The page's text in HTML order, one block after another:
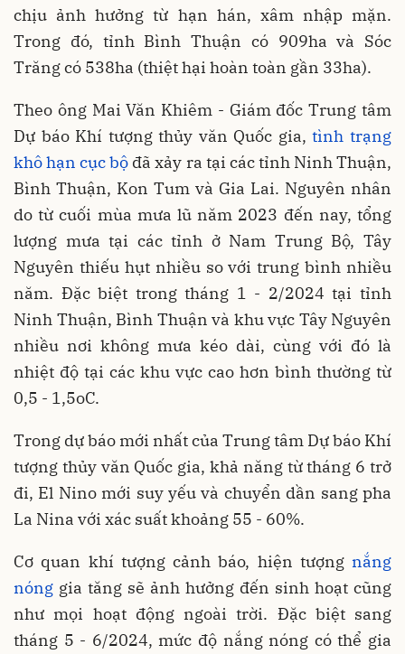
chịu ảnh hưởng từ hạn hán, xâm nhập mặn.
Trong đó, tỉnh Bình Thuận có 909ha và Sóc
Trăng có 538ha (thiệt hại hoàn toàn gần 33ha).
Theo ông Mai Văn Khiêm - Giám đốc Trung tâm
Dự báo Khí tượng thủy văn Quốc gia,tình trạng
khô hạn cục bộ đã xảy ra tại các tỉnh Ninh Thuận,
Bình Thuận, Kon Tum và Gia Lai. Nguyên nhân
do từ cuối mùa mưa lũ năm 2023 đến nay, tổng
lượng mưa tại các tỉnh ở Nam Trung Bộ, Tây
Nguyên thiếu hụt nhiều so với trung bình nhiều
năm. Đặc biệt trong tháng 1 - 2/2024 tại tỉnh
Ninh Thuận, Bình Thuận và khu vực Tây Nguyên
nhiều nơi không mưa kéo dài, cùng với đó là
nhiệt độ tại các khu vực cao hơn bình thường từ
0,5 - 1,5oC.
Trong dự báo mới nhất của Trung tâm Dự báo Khí
tượng thủy văn Quốc gia, khả năng từ tháng 6 trở
đi, El Nino mới suy yếu và chuyển dần sang pha
La Nina với xác suất khoảng 55 - 60%.
Cơ quan khí tượng cảnh báo, hiện tượng nắng
nóng gia tăng sẽ ảnh hưởng đến sinh hoạt cũng
như mọi hoạt động ngoài trời. Đặc biệt sang
tháng 5 - 6/2024, mức độ nắng nóng có thể gia